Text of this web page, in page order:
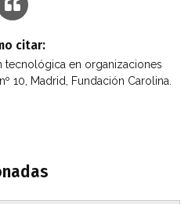
citar:
tecnológica en organizaciones
10, Madrid, Fundación Carolina.